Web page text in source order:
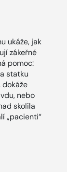
ukáže, jak
zákeřné
pomoc:
statku
nebo
skolila
„pacienti“